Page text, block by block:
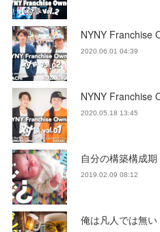
NYNY Franchise
2020.06.01 04:39
NYNY Franchise
2020.05.18 13:45
自分の構築構成期
2019.02.09 08:12
俺は凡人では無い